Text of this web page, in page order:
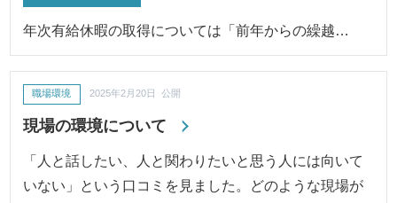
年次有給休暇の取得については「前年からの繰越…
現場の環境について
職場環境 2025年2月20日 公開
「人と話したい、人と関わりたいと思う人には向いて
いない」という口コミを見ました。どのような現場が